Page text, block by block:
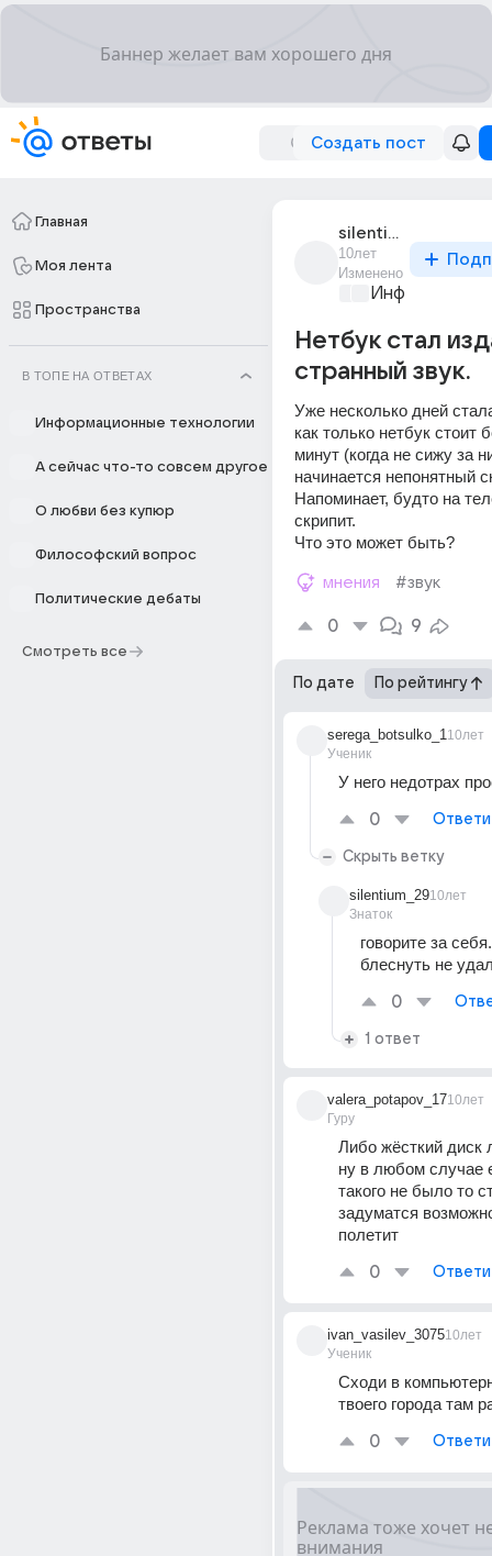
Создать пост
Главная
Моя лента
Пространства
В ТОПЕ НА ОТВЕТАХ
Информационные технологии
А сейчас что-то совсем другое
О любви без купюр
Философский вопрос
Политические дебаты
Смотреть все
silentium_29
10лет
Изменено
Нетбук стал
странный звук.
Уже несколько дней
как только нетбук стоит
минут (когда не сижу за
начинается непонятный
Напоминает, будто на
скрипит.
Что это может быть?
мнения #звук
0 9
По дате По рейтингу
serega_botsulko_1
Ученик
10лет
У него недотрах
0
Скрыть ветку
silentium_29
Знаток
10лет
говорите за
блеснуть не
0
1 ответ
valera_potapov_17
Гуру
10лет
Либо жёсткий диск
ну в любом случае
такого не было то
задуматся
полетит
0
ivan_vasilev_3075
Ученик
10лет
Сходи в
твоего города там
0